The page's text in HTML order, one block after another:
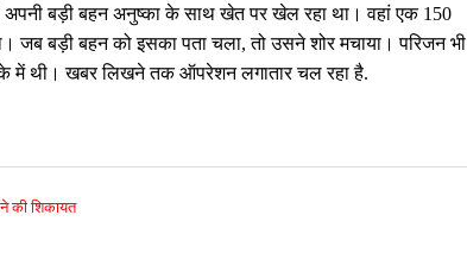
अपनी बड़ी बहन अनुष्का के साथ खेत पर खेल रहा था। वहां एक 150
बड़ी बहन को इसका पता चला, तो उसने शोर मचाया। परिजन भी
में थी। खबर लिखने तक ऑपरेशन लगातार चल रहा है.
की शिकायत